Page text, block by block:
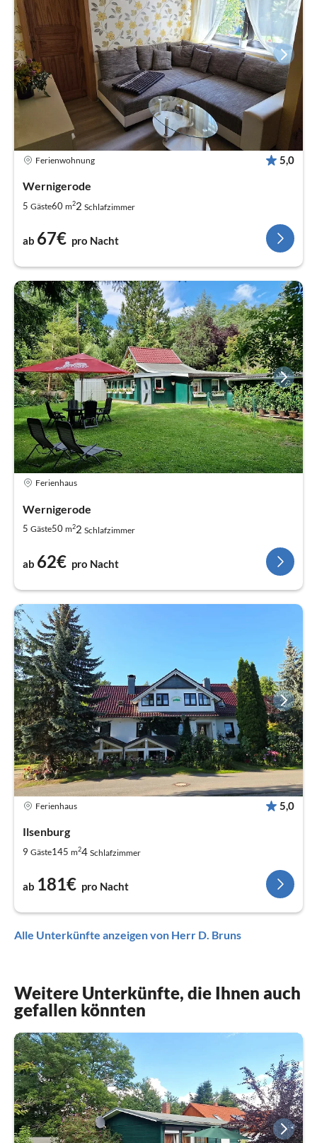
Ferienwohnung 5,0
Wernigerode
5 Gäste60 m22 Schlafzimmer
ab 67€ pro Nacht
Ferienhaus
Wernigerode
5 Gäste50 m22 Schlafzimmer
ab 62€ pro Nacht
Ferienhaus 5,0
Ilsenburg
9 Gäste145 m24 Schlafzimmer
ab 181€ pro Nacht
Alle Unterkünfte anzeigen von Herr D. Bruns
Weitere Unterkünfte, die Ihnen auch
gefallen könnten